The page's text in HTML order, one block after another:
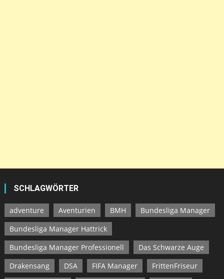
SCHLAGWÖRTER
adventure Aventurien BMH
Bundesliga Manager
Bundesliga Manager Hattrick
Bundesliga Manager Professionell
Das Schwarze Auge
Drakensang
DSA FIFA Manager FrittenFriseur